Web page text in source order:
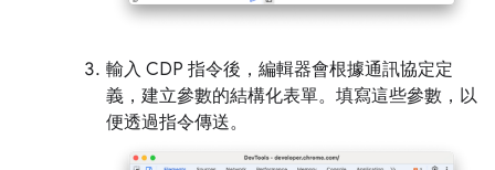
輸入 CDP 指令後，編輯器會根據通訊協定定
義，建立參數的結構化表單。填寫這些參數，以
便透過指令傳送。